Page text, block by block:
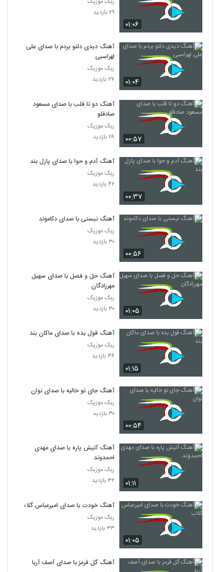
۰۱:۰۶
۲۹ بازدید
۰۱:۰۴
آهنگ دیدی دلتو بردم با صدای علی
لهراسبی
ربک موزیک
۲۷ بازدید
۰۰:۵۷
آهنگ دو تا قلب با صدای مسعود
صادقلو
ربک موزیک
۲۸ بازدید
۰۰:۳۷
آهنگ آدم و حوا با صدای پازل بند
ربک موزیک
۴۲ بازدید
۰۰:۵۶
آهنگ نیستی با صدای دکاموند
ربک موزیک
۳۰ بازدید
۰۱:۰۵
آهنگ حل و فصل با صدای سهیل
مهرزادگان
ربک موزیک
۳۰ بازدید
۰۱:۱۵
آهنگ قول بده با صدای ماکان بند
ربک موزیک
۳۶ بازدید
۰۰:۵۴
آهنگ جای تو خالیه با صدای نوان
ربک موزیک
۳۰ بازدید
۰۱:۱۱
آهنگ آتیش پاره با صدای مهدی
احمدوند
ربک موزیک
۳۲ بازدید
۰۱:۰۵
آهنگ خودت با صدای امیرعباس گلاب
ربک موزیک
۳۳ بازدید
آهنگ گل قرمز با صدای آصف آریا